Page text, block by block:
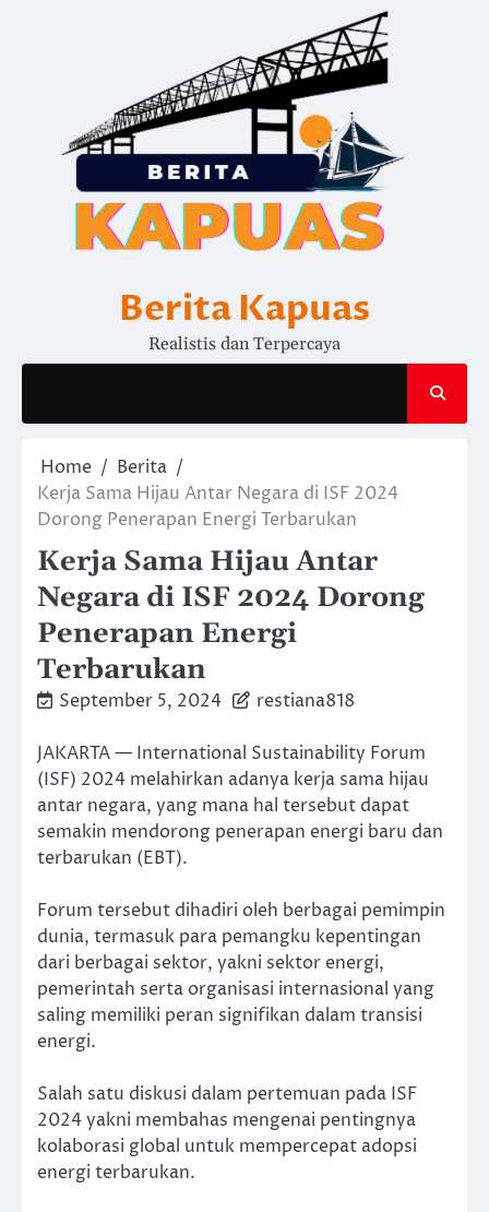
Berita Kapuas
Realistis dan Terpercaya
Home
Berita
Kerja Sama Hijau Antar Negara di ISF 2024
Dorong Penerapan Energi Terbarukan
Kerja Sama Hijau Antar
Negara di ISF 2024 Dorong
Penerapan Energi
Terbarukan
September 5, 2024 restiana818
JAKARTA — International Sustainability Forum
(ISF) 2024 melahirkan adanya kerja sama hijau
antar negara, yang mana hal tersebut dapat
semakin mendorong penerapan energi baru dan
terbarukan (EBT).
Forum tersebut dihadiri oleh berbagai pemimpin
dunia, termasuk para pemangku kepentingan
dari berbagai sektor, yakni sektor energi,
pemerintah serta organisasi internasional yang
saling memiliki peran signifikan dalam transisi
energi.
Salah satu diskusi dalam pertemuan pada ISF
2024 yakni membahas mengenai pentingnya
kolaborasi global untuk mempercepat adopsi
energi terbarukan.